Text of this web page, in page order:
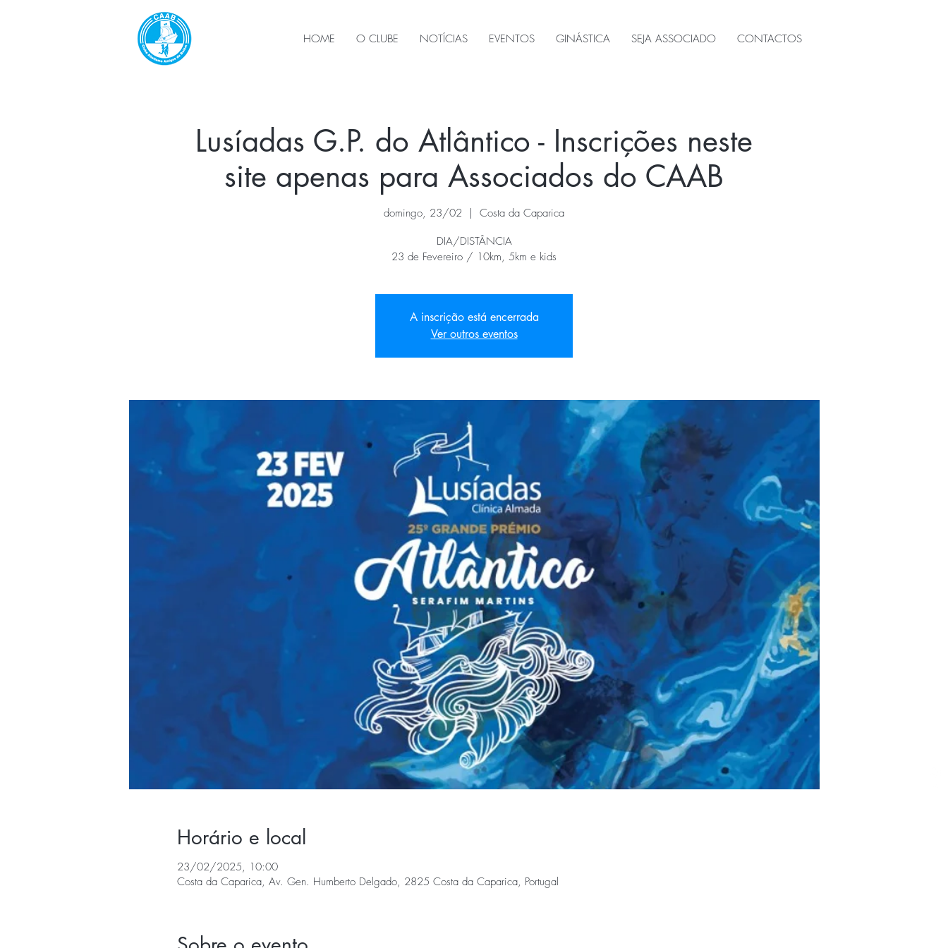
HOME O CLUBE NOTÍCIAS EVENTOS GINÁSTICA SEJA ASSOCIADO CONTACTOS
Lusíadas G.P. do Atlântico - Inscrições neste
site apenas para Associados do CAAB
domingo, 23/02
  |
Costa da Caparica
DIA/DISTÂNCIA
23 de Fevereiro / 10km, 5km e kids
A inscrição está encerrada
Ver outros eventos
Horário e local
23/02/2025, 10:00
Costa da Caparica, Av. Gen. Humberto Delgado, 2825 Costa da Caparica, Portugal